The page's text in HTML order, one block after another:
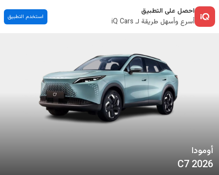
احصل على التطبيق
أسرع وأسهل طريقة لـ iQ Cars
استخدم التطبيق
أومودا
C72026